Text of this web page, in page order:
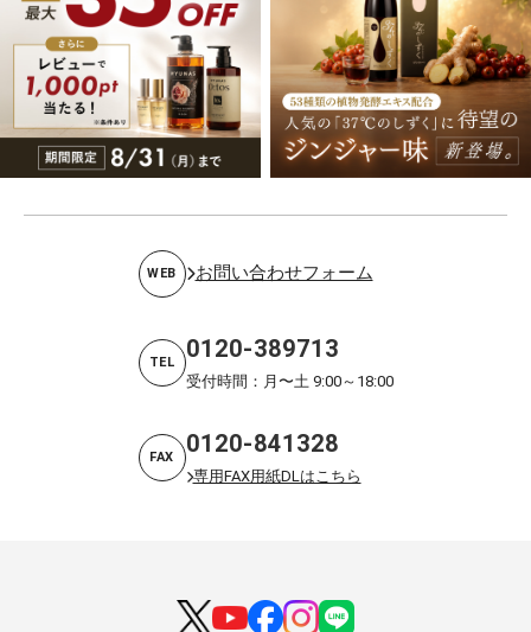
WEB お問い合わせフォーム
TEL 0120-389713
受付時間：月〜土 9:00～18:00
FAX 0120-841328
専用FAX用紙DLはこちら